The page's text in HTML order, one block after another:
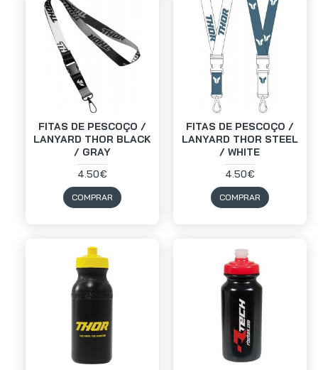
FITAS DE PESCOÇO /
LANYARD THOR BLACK
/ GRAY
4.50€
COMPRAR
FITAS DE PESCOÇO /
LANYARD THOR STEEL
/ WHITE
4.50€
COMPRAR